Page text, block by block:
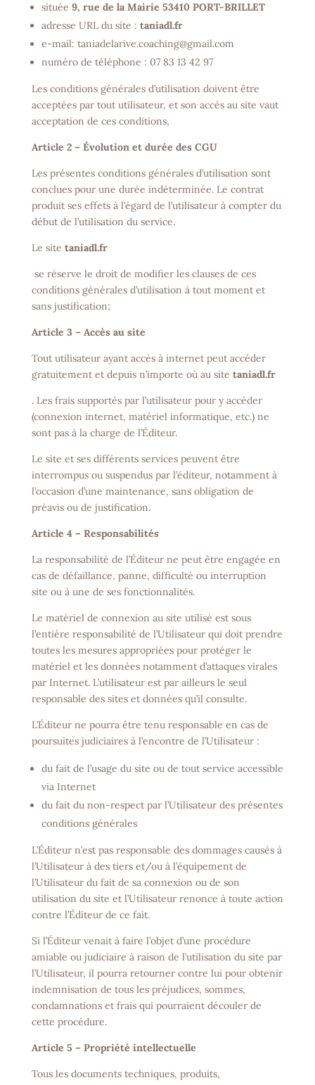
située 9, rue de la Mairie 53410 PORT-BRILLET
adresse URL du site : taniadl.fr
e-mail: taniadelarive.coaching@gmail.com
numéro de téléphone : 07 83 13 42 97
Les conditions générales d’utilisation doivent être
acceptées par tout utilisateur, et son accès au site vaut
acceptation de ces conditions,
Article 2 – Évolution et durée des CGU
Les présentes conditions générales d’utilisation sont
conclues pour une durée indéterminée. Le contrat
produit ses effets à l’égard de l’utilisateur à compter du
début de l’utilisation du service.
Le site taniadl.fr
se réserve le droit de modifier les clauses de ces
conditions générales d’utilisation à tout moment et
sans justification;
Article 3 – Accès au site
Tout utilisateur ayant accès à internet peut accéder
gratuitement et depuis n’importe où au site taniadl.fr
. Les frais supportés par l’utilisateur pour y accéder
(connexion internet, matériel informatique, etc.) ne
sont pas à la charge de l’Éditeur.
Le site et ses différents services peuvent être
interrompus ou suspendus par l’éditeur, notamment à
l’occasion d’une maintenance, sans obligation de
préavis ou de justification.
Article 4 – Responsabilités
La responsabilité de l’Éditeur ne peut être engagée en
cas de défaillance, panne, difficulté ou interruption
site ou à une de ses fonctionnalités.
Le matériel de connexion au site utilisé est sous
l’entière responsabilité de l’Utilisateur qui doit prendre
toutes les mesures appropriées pour protéger le
matériel et les données notamment d’attaques virales
par Internet. L’utilisateur est par ailleurs le seul
responsable des sites et données qu’il consulte.
L’Éditeur ne pourra être tenu responsable en cas de
poursuites judiciaires à l’encontre de l’Utilisateur :
du fait de l’usage du site ou de tout service accessible
via Internet
du fait du non-respect par l’Utilisateur des présentes
conditions générales
L’Éditeur n’est pas responsable des dommages causés à
l’Utilisateur à des tiers et/ou à l’équipement de
l’Utilisateur du fait de sa connexion ou de son
utilisation du site et l’Utilisateur renonce à toute action
contre l’Éditeur de ce fait.
Si l’Éditeur venait à faire l’objet d’une procédure
amiable ou judiciaire à raison de l’utilisation du site par
l’Utilisateur, il pourra retourner contre lui pour obtenir
indemnisation de tous les préjudices, sommes,
condamnations et frais qui pourraient découler de
cette procédure.
Article 5 – Propriété intellectuelle
Tous les documents techniques, produits,